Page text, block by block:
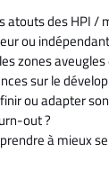
atouts des HPI /
ou
zones
sur le
ou adapter
out ?
à mieux